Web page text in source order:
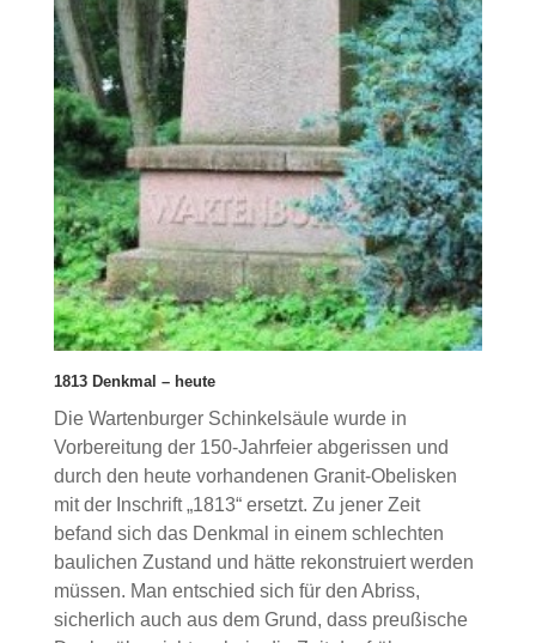
1813 Denkmal – heute
Die Wartenburger Schinkelsäule wurde in
Vorbereitung der 150-Jahrfeier abgerissen und
durch den heute vorhandenen Granit-Obelisken
mit der Inschrift „1813“ ersetzt. Zu jener Zeit
befand sich das Denkmal in einem schlechten
baulichen Zustand und hätte rekonstruiert werden
müssen. Man entschied sich für den Abriss,
sicherlich auch aus dem Grund, dass preußische